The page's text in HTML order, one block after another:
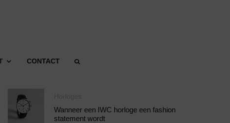
CONTACT
Wanneer een IWC horloge een fashion
statement wordt